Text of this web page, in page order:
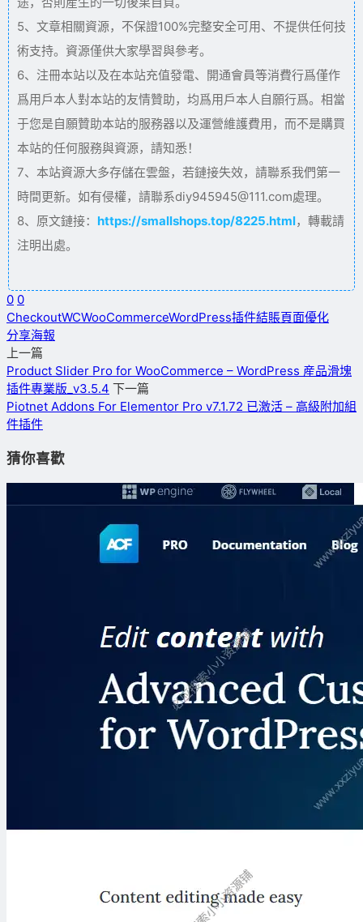
5、文章相關資源，不保證100%完整安全可用、不提供任何技
術支持。資源僅供大家學習與參考。
6、注冊本站以及在本站充值發電、開通會員等消費行爲僅作
爲用戶本人對本站的友情贊助，均爲用戶本人自願行爲。相當
于您是自願贊助本站的服務器以及運營維護費用，而不是購買
本站的任何服務與資源，請知悉！
7、本站資源大多存儲在雲盤，若鏈接失效，請聯系我們第一
時間更新。如有侵權，請聯系diy945945@111.com處理。
8、原文鏈接： https://smallshops.top/8225.html，轉載請
注明出處。
0 0
CheckoutWCWooCommerceWordPress插件結賬頁面優化
分享海報
上一篇
Product Slider Pro for WooCommerce – WordPress 産品滑塊
插件專業版_v3.5.4 下一篇
Piotnet Addons For Elementor Pro v7.1.72 已激活 – 高級附加組
件插件
猜你喜歡